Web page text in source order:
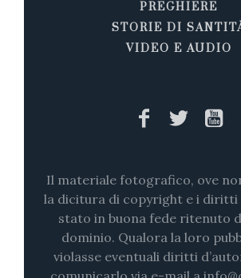
PREGHIERE
STORIE DI
VIDEO E AUDIO
Il materiale fotografico, ove
la dicitura di copyright e i diritti
stato in buona fede ritenuto
dominio. Qualora la loro
violasse eventuali diritti